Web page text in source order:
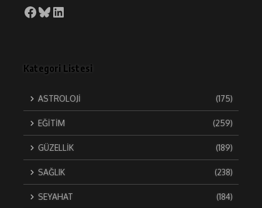
Facebook
Bluesky
LinkedIn
Kategori Listesi
ASTROLOJİ (175)
EĞİTİM (259)
GÜZELLİK (189)
SAĞLIK (238)
SEYAHAT (184)